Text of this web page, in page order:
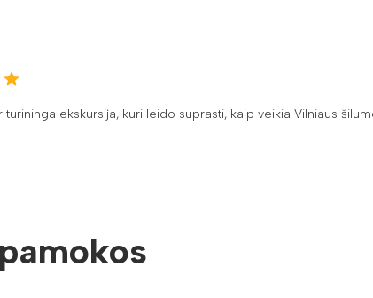
ekskursija, kuri leido suprasti, kaip veikia Vilniaus